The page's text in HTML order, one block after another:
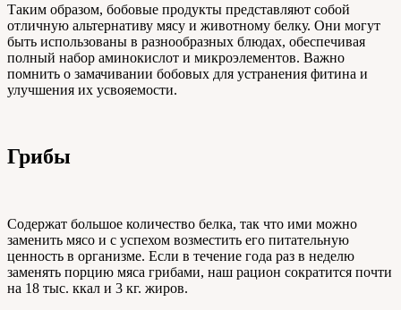
Таким образом, бобовые продукты представляют собой
отличную альтернативу мясу и животному белку. Они могут
быть использованы в разнообразных блюдах, обеспечивая
полный набор аминокислот и микроэлементов. Важно
помнить о замачивании бобовых для устранения фитина и
улучшения их усвояемости.
Грибы
Содержат большое количество белка, так что ими можно
заменить мясо и с успехом возместить его питательную
ценность в организме. Если в течение года раз в неделю
заменять порцию мяса грибами, наш рацион сократится почти
на 18 тыс. ккал и 3 кг. жиров.